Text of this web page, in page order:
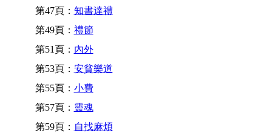
第47頁： 知書達禮
第49頁： 禮節
第51頁： 內外
第53頁： 安貧樂道
第55頁： 小費
第57頁： 靈魂
第59頁： 自找麻煩